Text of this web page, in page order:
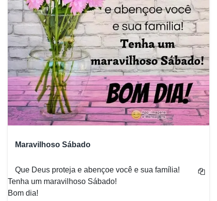
Maravilhoso Sábado
Que Deus proteja e abençoe você e sua família!
Tenha um maravilhoso Sábado!
Bom dia!